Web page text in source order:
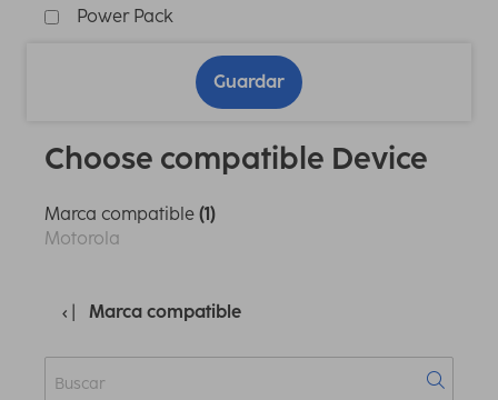
Power Pack
Guardar
Choose compatible Device
Marca compatible (1)
Motorola
Marca compatible